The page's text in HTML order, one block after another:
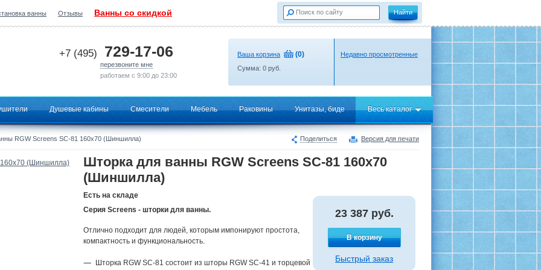
ванны Отзывы Ванны со скидкой
+7 (495) 729-17-06
перезвоните мне
работаем с 9:00 до 23:00
Ваша корзина (0)
Сумма: 0 руб.
Недавно просмотренные
Душевые кабины Смесители Мебель Раковины Унитазы, биде Весь каталог
Поделиться Версия для печати
RGW Screens SC-81 160х70 (Шиншилла)
Шторка для ванны RGW Screens SC-81 160х70
(Шиншилла)
Есть на складе
Серия Screens - шторки для ванны.
Отлично подходит для людей, которым импонируют простота,
компактность и функциональность.
Шторка RGW SC-81 состоит из шторы RGW SC-41 и торцевой
23 387 руб.
В корзину
Быстрый заказ